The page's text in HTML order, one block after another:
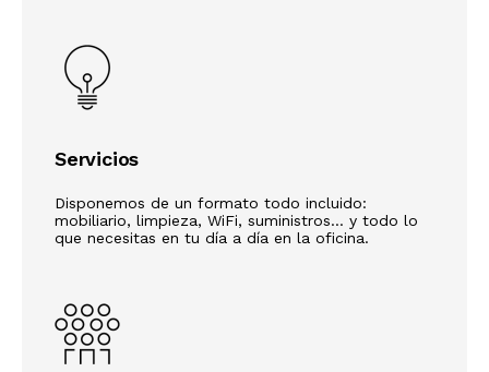
Servicios
Disponemos de un formato todo incluido:
mobiliario, limpieza, WiFi, suministros... y todo lo
que necesitas en tu día a día en la oficina.